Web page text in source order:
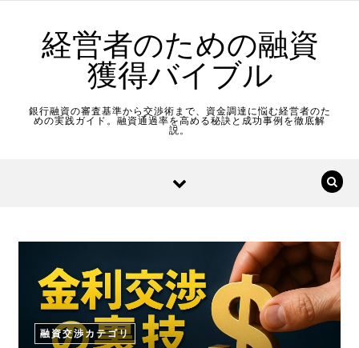
経営者のための融資
獲得バイブル
銀行融資の審査基準から交渉術まで、資金調達に悩む経営者のた
めの実践ガイド。融資通過率を高める秘訣と成功事例を徹底解
説。
融資交渉カテゴリ